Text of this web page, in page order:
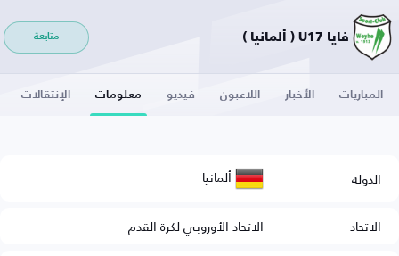
فايا U17 ( ألمانيا ) متابعة
المباريات الأخبار اللاعبون فيديو معلومات الإنتقالات
الدولة ألمانيا
الاتحاد
الاتحاد الأوروبي لكرة القدم